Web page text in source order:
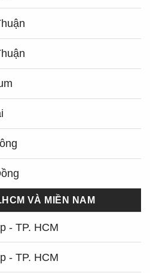
VÀ MIỀN NAM
- TP. HCM
- TP. HCM